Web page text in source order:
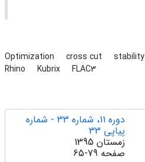
Optimization cross cut stability
Rhino
Kubrix FLAC3
دوره 11، شماره 33 - شماره
پیاپی 33
زمستان 1395
صفحه 65-79